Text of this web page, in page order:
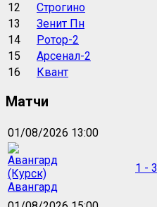
12
Строгино
13
Зенит Пн
14
Ротор-2
15
Арсенал-2
16
Квант
Матчи
01/08/2026 13:00
Авангард
1 - 3